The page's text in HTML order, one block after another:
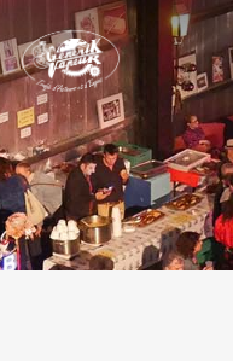
to
main
content